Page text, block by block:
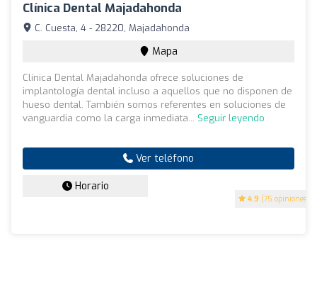
Clínica Dental Majadahonda
4.9 (75 opiniones)
C. Cuesta, 4 - 28220, Majadahonda
Mapa
Clínica Dental Majadahonda ofrece soluciones de
implantología dental incluso a aquellos que no disponen de
hueso dental. También somos referentes en soluciones de
vanguardia como la carga inmediata... Seguir leyendo
Ver teléfono
Horario